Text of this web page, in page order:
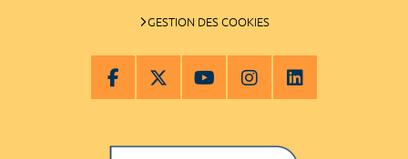
GESTION DES COOKIES